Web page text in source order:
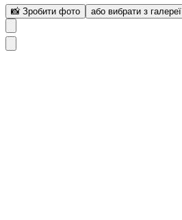
📸 Зробити фото або вибрати з галереї